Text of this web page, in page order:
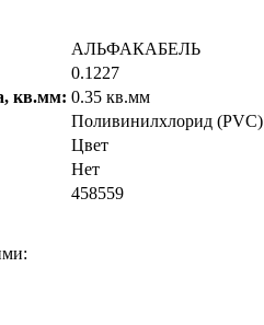
АЛЬФАКАБЕЛЬ
0.1227
кв.мм: 0.35 кв.мм
Поливинилхлорид (PVC)
Цвет
Нет
458559